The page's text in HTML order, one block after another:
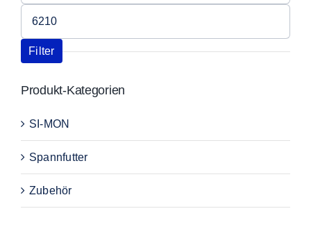
Filter
Produkt-Kategorien
SI-MON
Spannfutter
Zubehör